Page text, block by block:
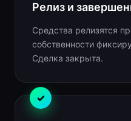
Релиз и
Средства релизятся
собственности
Сделка закрыта.
✓